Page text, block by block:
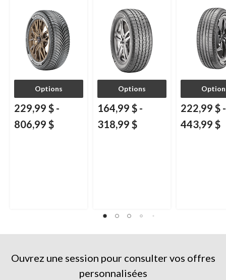
et multisegments
Options
229,99 $ -
806,99 $
multisegments
Options
164,99 $ -
318,99 $
222,99 $ -
443,99 $
Ouvrez une session pour consulter vos offres
personnalisées